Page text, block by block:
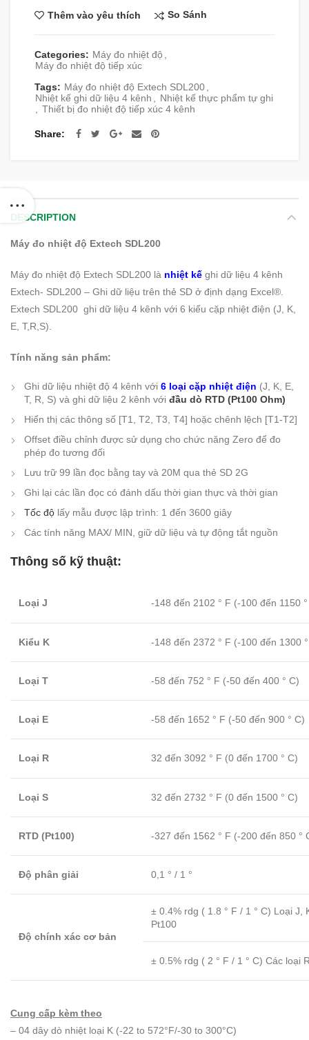
Thêm vào yêu thích So Sánh
Categories: Máy đo nhiệt độ
Máy đo nhiệt độ tiếp xúc
Tags: Máy đo nhiệt độ Extech SDL200
Nhiệt kế ghi dữ liệu 4 kênh
Nhiệt kế thực phẩm tự ghi
Thiết bị đo nhiệt độ tiếp xúc 4 kênh
Share
DESCRIPTION
Máy đo nhiệt độ Extech SDL200
Máy đo nhiệt độ Extech SDL200 là nhiệt kế ghi dữ liệu 4 kênh
Extech- SDL200 – Ghi dữ liệu trên thẻ SD ở định dạng Excel®.
Extech SDL200 ghi dữ liệu 4 kênh với 6 kiểu cặp nhiệt điện (J, K,
E, T,R,S).
Tính năng sản phẩm:
Ghi dữ liệu nhiệt độ 4 kênh với 6 loại cặp nhiệt điện (J, K, E,
T, R, S) và ghi dữ liệu 2 kênh với đầu dò RTD (Pt100 Ohm)
Hiển thị các thông số [T1, T2, T3, T4] hoặc chênh lệch [T1-T2]
Offset điều chỉnh được sử dụng cho chức năng Zero để đo
phép đo tương đối
Lưu trữ 99 lần đọc bằng tay và 20M qua thẻ SD 2G
Ghi lại các lần đọc có đánh dấu thời gian thực và thời gian
Tốc độ lấy mẫu được lập trình: 1 đến 3600 giây
Các tính năng MAX/ MIN, giữ dữ liệu và tự động tắt nguồn
Thông số kỹ thuật:
Loại J -148 đến 2102 ° F (-100 đến 1150
Kiểu K -148 đến 2372 ° F (-100 đến 1300
Loại T -58 đến 752 ° F (-50 đến 400 ° C)
Loại E -58 đến 1652 ° F (-50 đến 900 ° C)
Loại R 32 đến 3092 ° F (0 đến 1700 ° C)
Loại S 32 đến 2732 ° F (0 đến 1500 ° C)
RTD (Pt100) -327 đến 1562 ° F (-200 đến 850 °
Độ phân giải 0,1 ° / 1 °
Độ chính xác cơ bản
± 0.4% rdg ( 1.8 ° F / 1 ° C) Loại J,
Pt100
± 0.5% rdg ( 2 ° F / 1 ° C) Các loại
Cung cấp kèm theo
– 04 dây dò nhiệt loại K (-22 to 572°F/-30 to 300°C)